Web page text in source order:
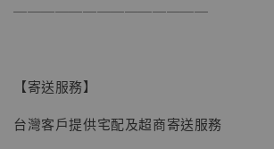
──────────────
【寄送服務】
台灣客戶提供宅配及超商寄送服務